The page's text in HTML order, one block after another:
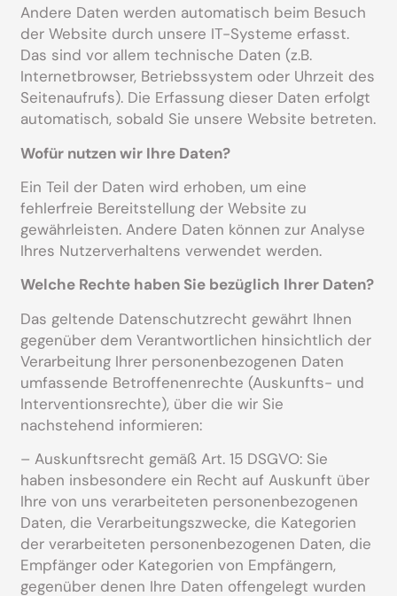
Andere Daten werden automatisch beim Besuch
der Website durch unsere IT-Systeme erfasst.
Das sind vor allem technische Daten (z.B.
Internetbrowser, Betriebssystem oder Uhrzeit des
Seitenaufrufs). Die Erfassung dieser Daten erfolgt
automatisch, sobald Sie unsere Website betreten.
Wofür nutzen wir Ihre Daten?
Ein Teil der Daten wird erhoben, um eine
fehlerfreie Bereitstellung der Website zu
gewährleisten. Andere Daten können zur Analyse
Ihres Nutzerverhaltens verwendet werden.
Welche Rechte haben Sie bezüglich Ihrer Daten?
Das geltende Datenschutzrecht gewährt Ihnen
gegenüber dem Verantwortlichen hinsichtlich der
Verarbeitung Ihrer personenbezogenen Daten
umfassende Betroffenenrechte (Auskunfts- und
Interventionsrechte), über die wir Sie
nachstehend informieren:
– Auskunftsrecht gemäß Art. 15 DSGVO: Sie
haben insbesondere ein Recht auf Auskunft über
Ihre von uns verarbeiteten personenbezogenen
Daten, die Verarbeitungszwecke, die Kategorien
der verarbeiteten personenbezogenen Daten, die
Empfänger oder Kategorien von Empfängern,
gegenüber denen Ihre Daten offengelegt wurden